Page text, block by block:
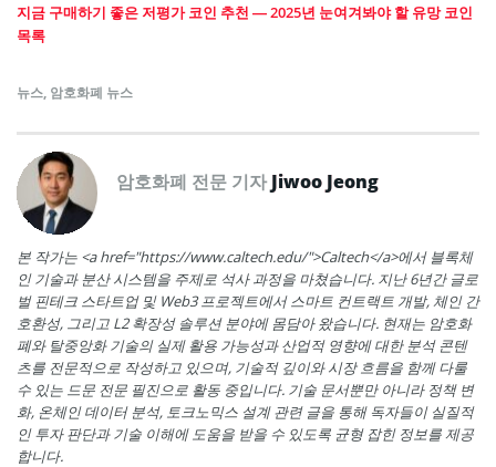
지금 구매하기 좋은 저평가 코인 추천 — 2025년 눈여겨봐야 할 유망 코인
목록
뉴스, 암호화폐 뉴스
암호화폐 전문 기자Jiwoo Jeong
본 작가는 <a href="https://www.caltech.edu/">Caltech</a>에서 블록체
인 기술과 분산 시스템을 주제로 석사 과정을 마쳤습니다. 지난 6년간 글로
벌 핀테크 스타트업 및 Web3 프로젝트에서 스마트 컨트랙트 개발, 체인 간
호환성, 그리고 L2 확장성 솔루션 분야에 몸담아 왔습니다. 현재는 암호화
폐와 탈중앙화 기술의 실제 활용 가능성과 산업적 영향에 대한 분석 콘텐
츠를 전문적으로 작성하고 있으며, 기술적 깊이와 시장 흐름을 함께 다룰
수 있는 드문 전문 필진으로 활동 중입니다. 기술 문서뿐만 아니라 정책 변
화, 온체인 데이터 분석, 토크노믹스 설계 관련 글을 통해 독자들이 실질적
인 투자 판단과 기술 이해에 도움을 받을 수 있도록 균형 잡힌 정보를 제공
합니다.